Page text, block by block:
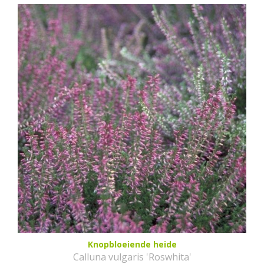
Knopbloeiende heide
Calluna vulgaris 'Roswhita'